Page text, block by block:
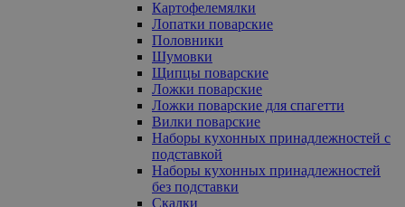
Картофелемялки
Лопатки поварские
Половники
Шумовки
Щипцы поварские
Ложки поварские
Ложки поварские для спагетти
Вилки поварские
Наборы кухонных принадлежностей с
подставкой
Наборы кухонных принадлежностей
без подставки
Скалки